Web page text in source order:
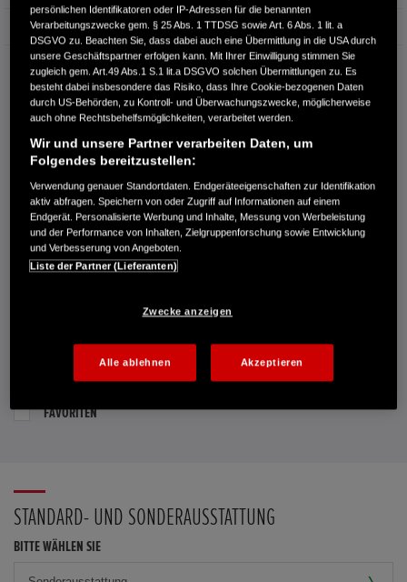
Bauart Limousine
AUTOHAUS GRIMM GMBH
Fichtenstr. 39
17358 Torgelow
RUFEN SIE UNS AN:
03976-433088
Route planen
Händlerbestand anzeigen
Dealer Website anzeigen
Händler kontaktieren
PROBEFAHRT VEREINBAREN
FAVORITEN
STANDARD- UND SONDERAUSSTATTUNG
BITTE WÄHLEN SIE
persönlichen Identifikatoren oder IP-Adressen für die benannten
Verarbeitungszwecke gem. § 25 Abs. 1 TTDSG sowie Art. 6 Abs. 1 lit. a
DSGVO zu. Beachten Sie, dass dabei auch eine Übermittlung in die USA durch
unsere Geschäftspartner erfolgen kann. Mit Ihrer Einwilligung stimmen Sie
zugleich gem. Art.49 Abs.1 S.1 lit.a DSGVO solchen Übermittlungen zu. Es
besteht dabei insbesondere das Risiko, dass Ihre Cookie-bezogenen Daten
durch US-Behörden, zu Kontroll- und Überwachungszwecke, möglicherweise
auch ohne Rechtsbehelfsmöglichkeiten, verarbeitet werden.
Wir und unsere Partner verarbeiten Daten, um
Folgendes bereitzustellen:
Verwendung genauer Standortdaten. Endgeräteeigenschaften zur Identifikation
aktiv abfragen. Speichern von oder Zugriff auf Informationen auf einem
Endgerät. Personalisierte Werbung und Inhalte, Messung von Werbeleistung
und der Performance von Inhalten, Zielgruppenforschung sowie Entwicklung
und Verbesserung von Angeboten.
Liste der Partner (Lieferanten)
Zwecke anzeigen
Alle ablehnen Akzeptieren